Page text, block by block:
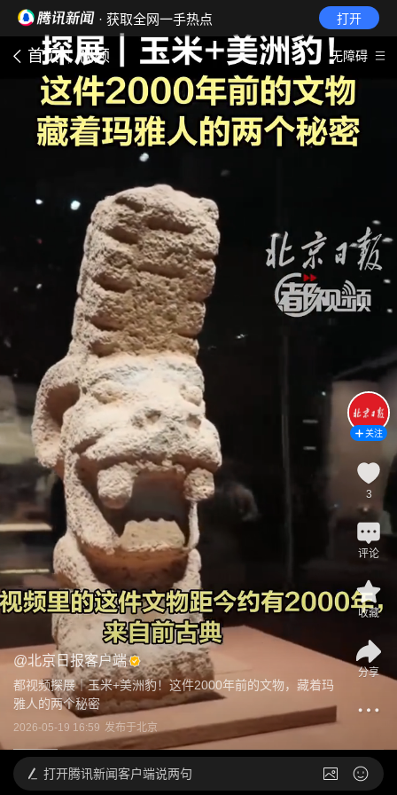
· 获取全网一手热点 打开
首页 视频 无障碍
@北京日报客户端
都视频探展｜玉米+美洲豹！这件2000年前的文物，藏着玛
雅人的两个秘密
2026-05-19 16:59 发布于北京
关注
3
评论
收藏
分享
打开腾讯新闻客户端说两句